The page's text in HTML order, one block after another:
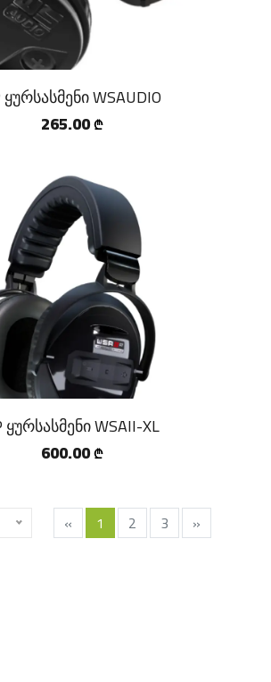
ყურსასმენი WSAUDIO
265.00 ₾
ყურსასმენი WSAII-XL
600.00 ₾
« 1 2 3 »